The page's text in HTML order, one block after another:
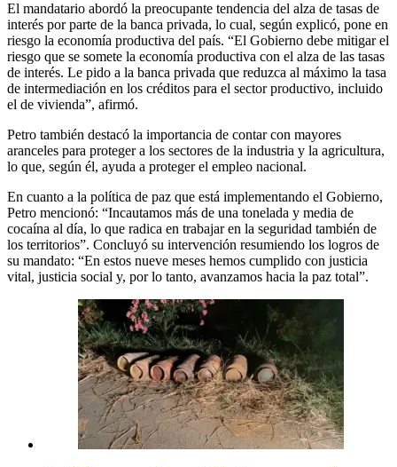
El mandatario abordó la preocupante tendencia del alza de tasas de
interés por parte de la banca privada, lo cual, según explicó, pone en
riesgo la economía productiva del país. “El Gobierno debe mitigar el
riesgo que se somete la economía productiva con el alza de las tasas
de interés. Le pido a la banca privada que reduzca al máximo la tasa
de intermediación en los créditos para el sector productivo, incluido
el de vivienda”, afirmó.
Petro también destacó la importancia de contar con mayores
aranceles para proteger a los sectores de la industria y la agricultura,
lo que, según él, ayuda a proteger el empleo nacional.
En cuanto a la política de paz que está implementando el Gobierno,
Petro mencionó: “Incautamos más de una tonelada y media de
cocaína al día, lo que radica en trabajar en la seguridad también de
los territorios”. Concluyó su intervención resumiendo los logros de
su mandato: “En estos nueve meses hemos cumplido con justicia
vital, justicia social y, por lo tanto, avanzamos hacia la paz total”.